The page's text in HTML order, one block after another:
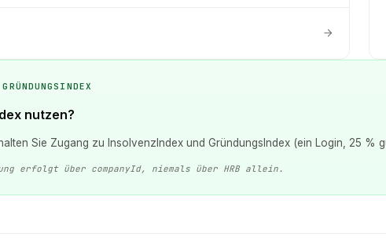
nutzen?
Sie Zugang zu InsolvenzIndex und GründungsIndex (ein Login, 25 %
erfolgt über companyId, niemals über HRB allein.